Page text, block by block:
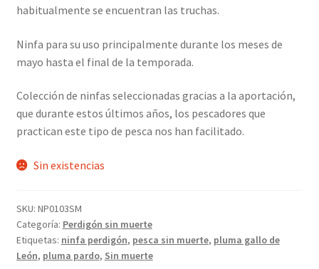
habitualmente se encuentran las truchas.
Ninfa para su uso principalmente durante los meses de
mayo hasta el final de la temporada.
Colección de ninfas seleccionadas gracias a la aportación,
que durante estos últimos años, los pescadores que
practican este tipo de pesca nos han facilitado.
Sin existencias
SKU: NP0103SM
Categoría: Perdigón sin muerte
Etiquetas: ninfa perdigón, pesca sin muerte, pluma gallo de
León, pluma pardo, Sin muerte